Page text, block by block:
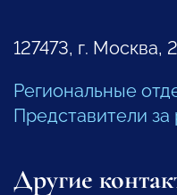
127473, г. Москва,
Региональные
Представители
Другие